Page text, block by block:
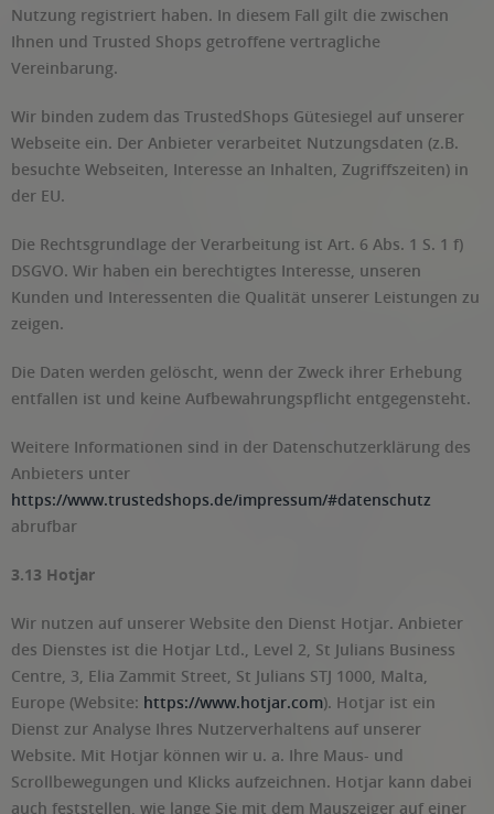
Nutzung registriert haben. In diesem Fall gilt die zwischen
Ihnen und Trusted Shops getroffene vertragliche
Vereinbarung.
Wir binden zudem das TrustedShops Gütesiegel auf unserer
Webseite ein. Der Anbieter verarbeitet Nutzungsdaten (z.B.
besuchte Webseiten, Interesse an Inhalten, Zugriffszeiten) in
der EU.
Die Rechtsgrundlage der Verarbeitung ist Art. 6 Abs. 1 S. 1 f)
DSGVO. Wir haben ein berechtigtes Interesse, unseren
Kunden und Interessenten die Qualität unserer Leistungen zu
zeigen.
Die Daten werden gelöscht, wenn der Zweck ihrer Erhebung
entfallen ist und keine Aufbewahrungspflicht entgegensteht.
Weitere Informationen sind in der Datenschutzerklärung des
Anbieters unter
https://www.trustedshops.de/impressum/#datenschutz
abrufbar
3.13 Hotjar
Wir nutzen auf unserer Website den Dienst Hotjar. Anbieter
des Dienstes ist die Hotjar Ltd., Level 2, St Julians Business
Centre, 3, Elia Zammit Street, St Julians STJ 1000, Malta,
Europe (Website: https://www.hotjar.com). Hotjar ist ein
Dienst zur Analyse Ihres Nutzerverhaltens auf unserer
Website. Mit Hotjar können wir u. a. Ihre Maus- und
Scrollbewegungen und Klicks aufzeichnen. Hotjar kann dabei
auch feststellen, wie lange Sie mit dem Mauszeiger auf einer